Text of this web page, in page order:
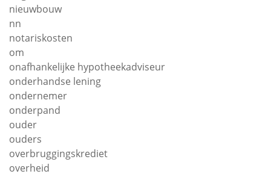
nieuwbouw
nn
notariskosten
om
onafhankelijke hypotheekadviseur
onderhandse lening
ondernemer
onderpand
ouder
ouders
overbruggingskrediet
overheid